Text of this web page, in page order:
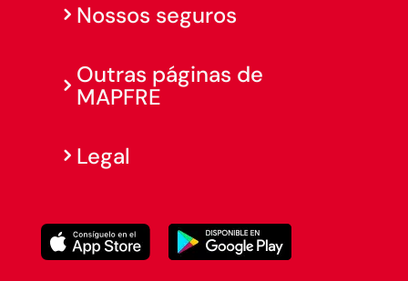
Nossos seguros
Outras páginas de
MAPFRE
Legal